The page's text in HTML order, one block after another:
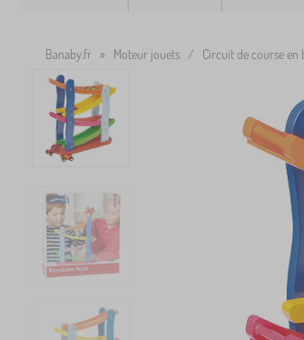
Banaby.fr » Moteur jouets / Circuit de course en